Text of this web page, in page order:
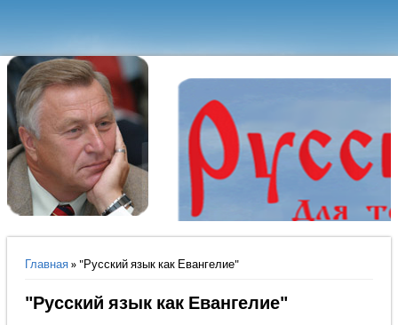
Вы здесь
Главная» "Русский язык как Евангелие"
"Русский язык как Евангелие"